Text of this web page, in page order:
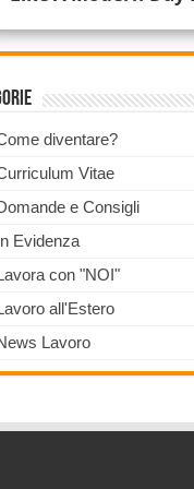
diventare?
Vitae
e Consigli
Evidenza
con "NOI"
all'Estero
Lavoro